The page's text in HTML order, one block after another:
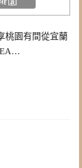
桃園有間從宜蘭
EA…